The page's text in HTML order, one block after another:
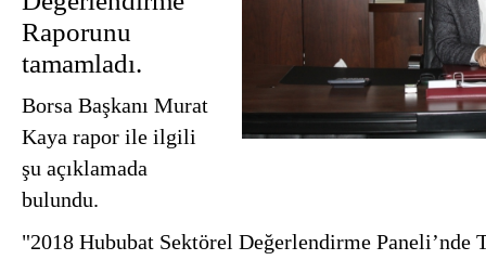
Raporunu
tamamladı.
Borsa Başkanı Murat
Kaya rapor ile ilgili
şu açıklamada
bulundu.
"2018 Hububat Sektörel Değerlendirme Paneli’nde